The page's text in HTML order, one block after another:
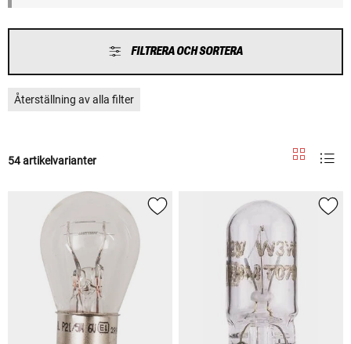
FILTRERA OCH SORTERA
Återställning av alla filter
54 artikelvarianter